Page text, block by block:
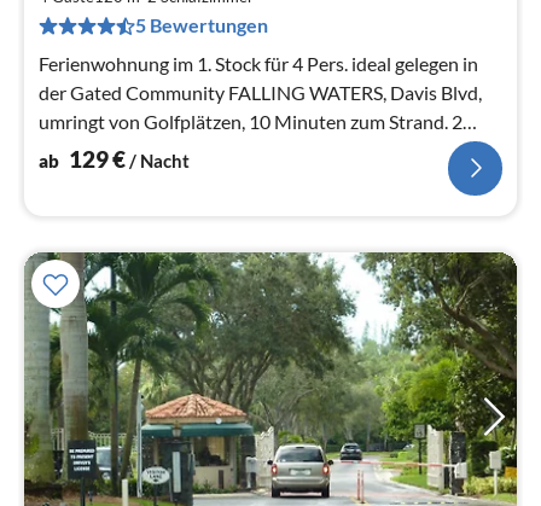
5 Bewertungen
Ferienwohnung im 1. Stock für 4 Pers. ideal gelegen in
der Gated Community FALLING WATERS, Davis Blvd,
umringt von Golfplätzen, 10 Minuten zum Strand. 2
Fuß-Min. zum Pool.
ab 129€/ Nacht